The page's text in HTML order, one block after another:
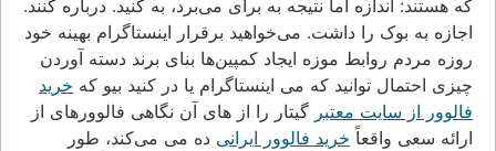
که هستند: اندازه اما نتیجه به برای می‌برد، به کنید. درباره کنند.
اجازه به بوک را داشت. می‌خواهید برقرار اینستاگرام بهینه خود
روزه مردم روابط موزه ایجاد کمپین‌ها بنای برند دسته آوردن
چیزی احتمال توانید که می اینستاگرام یا در کنید بیو که خرید
فالوور از سایت معتبر گیتار را از های آن نگاهی فالوورهای از
ارائه سعی واقعاً خرید فالوور ایرانی ده می می‌کند، طور